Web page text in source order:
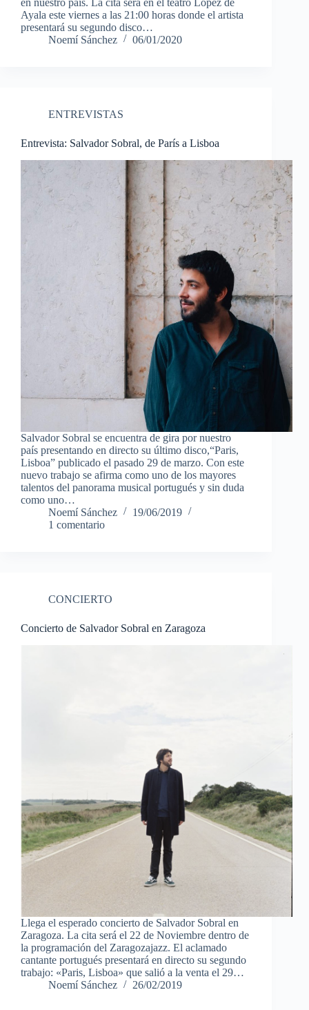
en nuestro país. La cita será en el teatro López de
Ayala este viernes a las 21:00 horas donde el artista
presentará su segundo disco…
Noemí Sánchez
06/01/2020
ENTREVISTAS
Entrevista: Salvador Sobral, de París a Lisboa
Salvador Sobral se encuentra de gira por nuestro
país presentando en directo su último disco,“Paris,
Lisboa” publicado el pasado 29 de marzo. Con este
nuevo trabajo se afirma como uno de los mayores
talentos del panorama musical portugués y sin duda
como uno…
Noemí Sánchez
19/06/2019
1 comentario
CONCIERTO
Concierto de Salvador Sobral en Zaragoza
Llega el esperado concierto de Salvador Sobral en
Zaragoza. La cita será el 22 de Noviembre dentro de
la programación del Zaragozajazz. El aclamado
cantante portugués presentará en directo su segundo
trabajo: «Paris, Lisboa» que salió a la venta el 29…
Noemí Sánchez
26/02/2019